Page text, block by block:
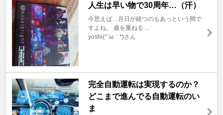
人生は早い物で30周年…（汗）
今思えば…月日が経つのもあっという間で
すよね。 歳を重ねる ...
yoshi(*´ω｀*)さん
完全自動運転は実現するのか？
どこまで進んでる自動運転のい
ま